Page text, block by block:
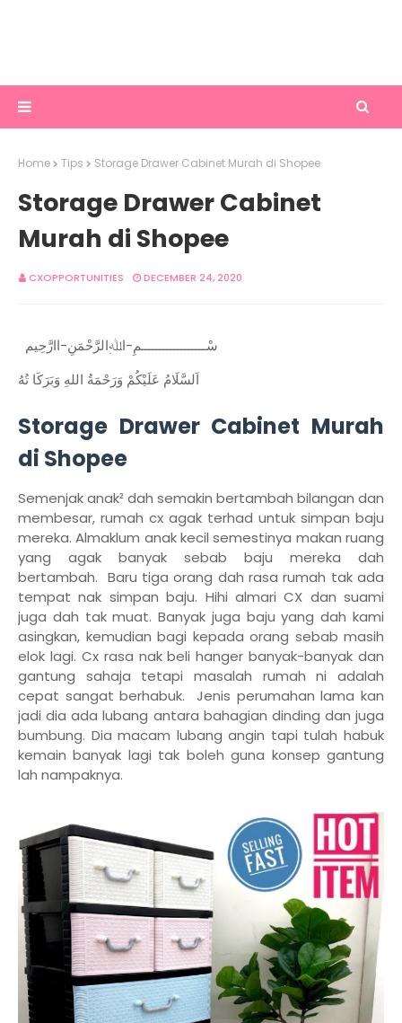
Home Tips Storage Drawer Cabinet Murah di Shopee
Storage Drawer Cabinet
Murah di Shopee
CXOPPORTUNITIES DECEMBER 24, 2020
Storage Drawer Cabinet Murah
di Shopee
Semenjak anak² dah semakin bertambah bilangan dan
membesar, rumah cx agak terhad untuk simpan baju
mereka. Almaklum anak kecil semestinya makan ruang
yang agak banyak sebab baju mereka dah
bertambah. Baru tiga orang dah rasa rumah tak ada
tempat nak simpan baju. Hihi almari CX dan suami
juga dah tak muat. Banyak juga baju yang dah kami
asingkan, kemudian bagi kepada orang sebab masih
elok lagi. Cx rasa nak beli hanger banyak-banyak dan
gantung sahaja tetapi masalah rumah ni adalah
cepat sangat berhabuk. Jenis perumahan lama kan
jadi dia ada lubang antara bahagian dinding dan juga
bumbung. Dia macam lubang angin tapi tulah habuk
kemain banyak lagi tak boleh guna konsep gantung
lah nampaknya.